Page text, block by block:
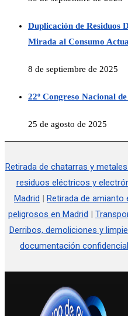
Duplicación de Residuos
Mirada al Consumo
8 de septiembre de 2025
22º Congreso Nacional
25 de agosto de 2025
Retirada de chatarras y
residuos eléctricos y
Madrid | Retirada de amianto
peligrosos en Madrid |
Derribos, demoliciones y
documentación confidencial